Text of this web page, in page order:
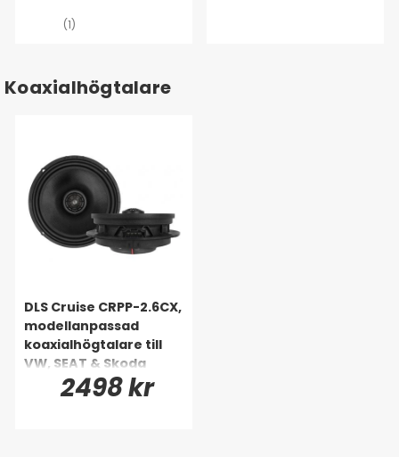
(1)
Koaxialhögtalare
DLS Cruise CRPP-2.6CX,
modellanpassad
koaxialhögtalare till
VW, SEAT & Skoda
2498 kr